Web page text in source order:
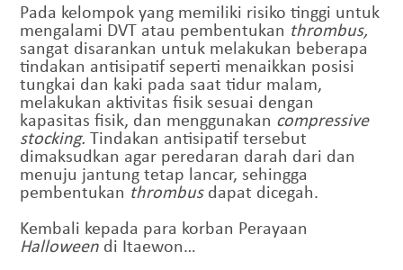
Pada kelompok yang memiliki risiko tinggi untuk
mengalami DVT atau pembentukan thrombus,
sangat disarankan untuk melakukan beberapa
tindakan antisipatif seperti menaikkan posisi
tungkai dan kaki pada saat tidur malam,
melakukan aktivitas fisik sesuai dengan
kapasitas fisik, dan menggunakan compressive
stocking.Tindakan antisipatif tersebut
dimaksudkan agar peredaran darah dari dan
menuju jantung tetap lancar, sehingga
pembentukan thrombus dapat dicegah.
Kembali kepada para korban Perayaan
Halloween di Itaewon…